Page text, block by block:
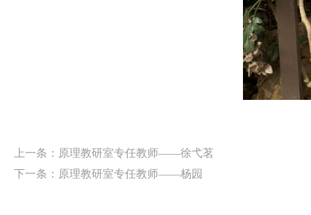
上一条： 原理教研室专任教师——徐弋茗
下一条： 原理教研室专任教师——杨园